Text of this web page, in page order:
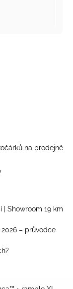
na prodejně
| Showroom 19 km
– průvodce